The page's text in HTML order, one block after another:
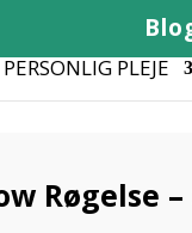
PLEJE
Røgelse